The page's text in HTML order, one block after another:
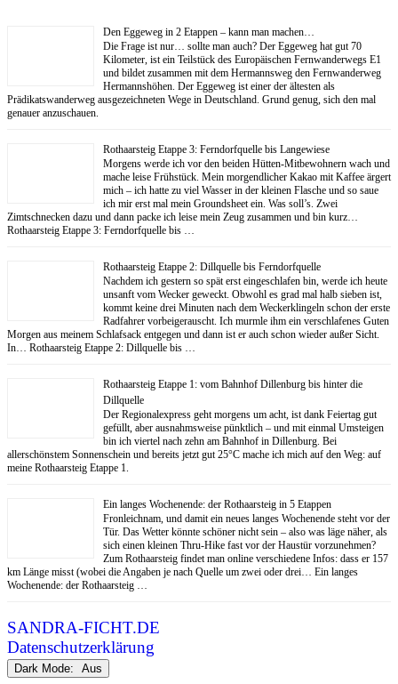
Den Eggeweg in 2 Etappen – kann man machen…
Die Frage ist nur… sollte man auch? Der Eggeweg hat gut 70
Kilometer, ist ein Teilstück des Europäischen Fernwanderwegs E1
und bildet zusammen mit dem Hermannsweg den Fernwanderweg
Hermannshöhen. Der Eggeweg ist einer der ältesten als
Prädikatswanderweg ausgezeichneten Wege in Deutschland. Grund genug, sich den mal
genauer anzuschauen.
Rothaarsteig Etappe 3: Ferndorfquelle bis Langewiese
Morgens werde ich vor den beiden Hütten-Mitbewohnern wach und
mache leise Frühstück. Mein morgendlicher Kakao mit Kaffee ärgert
mich – ich hatte zu viel Wasser in der kleinen Flasche und so saue
ich mir erst mal mein Groundsheet ein. Was soll’s. Zwei
Zimtschnecken dazu und dann packe ich leise mein Zeug zusammen und bin kurz…
Rothaarsteig Etappe 3: Ferndorfquelle bis …
Rothaarsteig Etappe 2: Dillquelle bis Ferndorfquelle
Nachdem ich gestern so spät erst eingeschlafen bin, werde ich heute
unsanft vom Wecker geweckt. Obwohl es grad mal halb sieben ist,
kommt keine drei Minuten nach dem Weckerklingeln schon der erste
Radfahrer vorbeigerauscht. Ich murmle ihm ein verschlafenes Guten
Morgen aus meinem Schlafsack entgegen und dann ist er auch schon wieder außer Sicht.
In… Rothaarsteig Etappe 2: Dillquelle bis …
Rothaarsteig Etappe 1: vom Bahnhof Dillenburg bis hinter die
Dillquelle
Der Regionalexpress geht morgens um acht, ist dank Feiertag gut
gefüllt, aber ausnahmsweise pünktlich – und mit einmal Umsteigen
bin ich viertel nach zehn am Bahnhof in Dillenburg. Bei
allerschönstem Sonnenschein und bereits jetzt gut 25°C mache ich mich auf den Weg: auf
meine Rothaarsteig Etappe 1.
Ein langes Wochenende: der Rothaarsteig in 5 Etappen
Fronleichnam, und damit ein neues langes Wochenende steht vor der
Tür. Das Wetter könnte schöner nicht sein – also was läge näher, als
sich einen kleinen Thru-Hike fast vor der Haustür vorzunehmen?
Zum Rothaarsteig findet man online verschiedene Infos: dass er 157
km Länge misst (wobei die Angaben je nach Quelle um zwei oder drei… Ein langes
Wochenende: der Rothaarsteig …
SANDRA-FICHT.DE
Datenschutzerklärung
Dark Mode: